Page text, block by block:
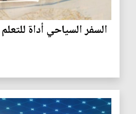
السفر السياحي أداة